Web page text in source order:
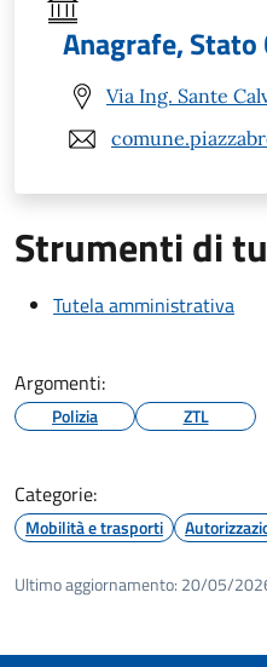
Anagrafe,
Via Ing. Sante
Strumenti di
Tutela amministrativa
Argomenti:
Polizia ZTL
Categorie:
Mobilità e trasporti
Ultimo aggiornamento: 20/05/